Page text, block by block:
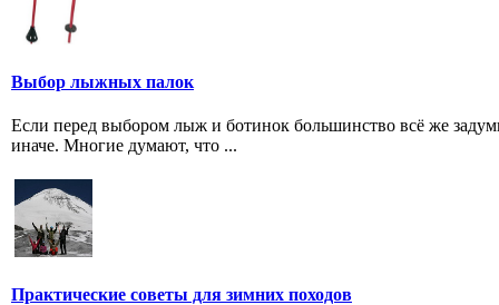
Выбор лыжных палок
Если перед выбором лыж и ботинок большинство всё же
иначе. Многие думают, что ...
Практические советы для зимних походов